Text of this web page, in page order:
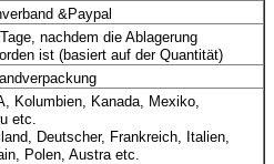
&Paypal
nachdem die Ablagerung
ist (basiert auf der Quantität)
Kolumbien, Kanada, Mexiko,
etc.
Deutscher, Frankreich, Italien,
Polen, Austra etc.